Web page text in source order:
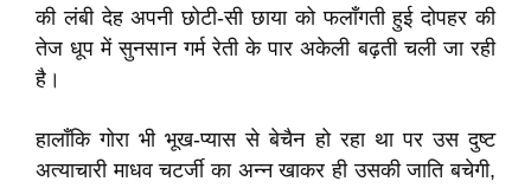
की लंबी देह अपनी छोटी-सी छाया को फलाँगती हुई दोपहर की
तेज धूप में सुनसान गर्म रेती के पार अकेली बढ़ती चली जा रही
है।
हालाँकि गोरा भी भूख-प्यास से बेचैन हो रहा था पर उस दुष्ट
अत्याचारी माधव चटर्जी का अन्न खाकर ही उसकी जाति बचेगी,